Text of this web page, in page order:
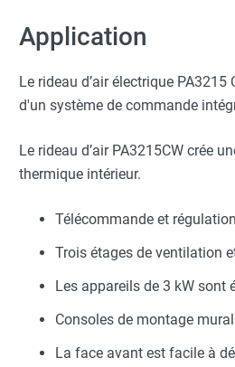
FARM au fioul
fixe à eau
électrique
au gaz
au fioul
mobile électrique, fioul et
mobile électrique
électrique soufflant
Application
Le rideau d’air électrique
d'un système de commande
Le rideau d’air PA3215CW crée
thermique intérieur.
Télécommande et
Trois étages de ventilation
Les appareils de 3 kW sont
Consoles de montage
La face avant est facile à